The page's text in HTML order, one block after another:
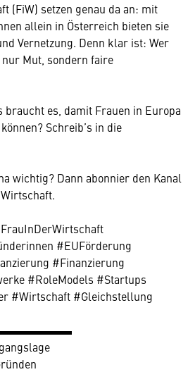
(FiW) setzen genau da an: mit
allein in Österreich bieten sie
Vernetzung. Denn klar ist: Wer
Mut, sondern faire
braucht es, damit Frauen in Europa
Schreib’s in die
wichtig? Dann abonnier den Kanal
#EUFörderung
#Finanzierung
#RoleModels #Startups
#Wirtschaft #Gleichstellung